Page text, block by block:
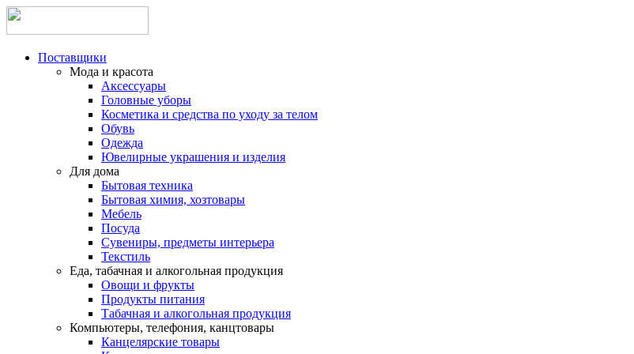
Поставщики
Мода и красота
Аксессуары
Головные уборы
Косметика и средства по уходу за телом
Обувь
Одежда
Ювелирные украшения и изделия
Для дома
Бытовая техника
Бытовая химия, хозтовары
Мебель
Посуда
Сувениры, предметы интерьера
Текстиль
Еда, табачная и алкогольная продукция
Овощи и фрукты
Продукты питания
Табачная и алкогольная продукция
Компьютеры, телефония, канцтовары
Канцелярские товары